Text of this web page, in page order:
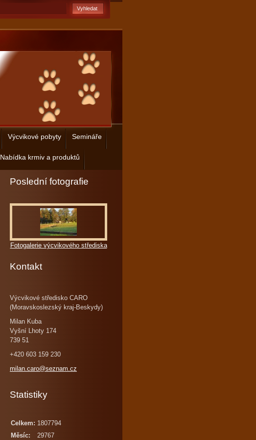
Výcvikové pobyty Semináře
Nabídka krmiv a produktů
Poslední fotografie
Fotogalerie výcvikového střediska
Kontakt
Výcvikové středisko CARO
(Moravskoslezský kraj-Beskydy)
Milan Kuba
Vyšní Lhoty 174
739 51
+420 603 159 230
milan.caro@seznam.cz
Statistiky
Celkem: 1807794
Měsíc:
29767